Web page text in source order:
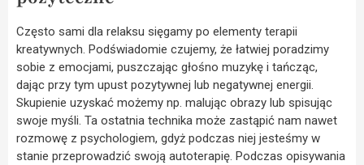
Często sami dla relaksu sięgamy po elementy terapii
kreatywnych. Podświadomie czujemy, że łatwiej poradzimy
sobie z emocjami, puszczając głośno muzykę i tańcząc,
dając przy tym upust pozytywnej lub negatywnej energii.
Skupienie uzyskać możemy np. malując obrazy lub spisując
swoje myśli. Ta ostatnia technika może zastąpić nam nawet
rozmowę z psychologiem, gdyż podczas niej jesteśmy w
stanie przeprowadzić swoją autoterapię. Podczas opisywania